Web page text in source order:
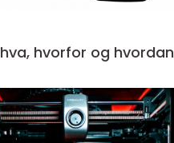
Tuning av bil hva, hvorfor og hvordan